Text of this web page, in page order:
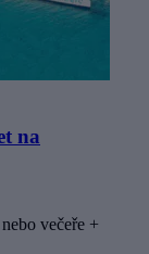
na
večeře +